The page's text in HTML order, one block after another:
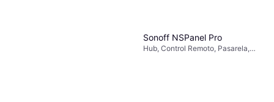
Sonoff NSPanel Pro
Hub, Control Remoto, Pasarela,